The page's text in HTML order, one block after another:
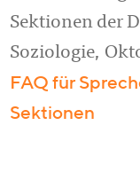
Sektionen der
Soziologie,
FAQ für
Sektionen